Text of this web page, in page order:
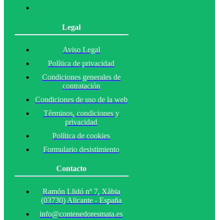
Legal
Aviso Legal
Política de privacidad
Condiciones generales de
contratación
Condiciones de uso de la web
Términos, condiciones y
privacidad
Política de cookies
Formulario desistimiento
Contacto
Ramón Llidó nº 7, Xàbia
(03730) Alicante - España
info@contenedoresmata.es